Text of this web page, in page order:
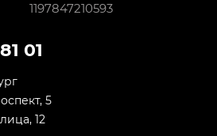
1197847210593
01
5
12